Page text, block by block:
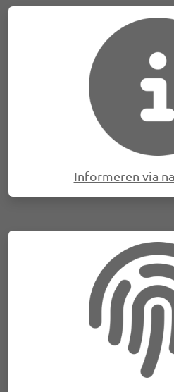
Afbeelding
Informeren via
Afbeelding